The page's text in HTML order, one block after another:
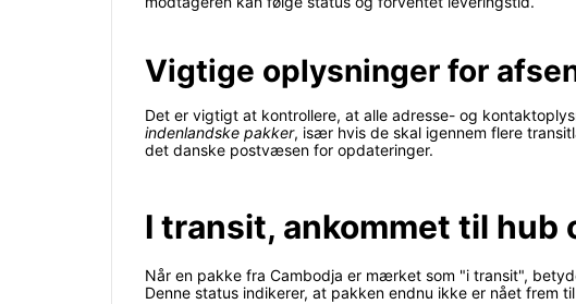
Vigtige oplysninger for
Det er vigtigt at kontrollere, at alle adresse- og
indenlandske pakker, især hvis de skal igennem flere
det danske postvæsen for opdateringer.
I transit, ankommet til
Når en pakke fra Cambodja er mærket som "i transit",
Denne status indikerer, at pakken endnu ikke er nået